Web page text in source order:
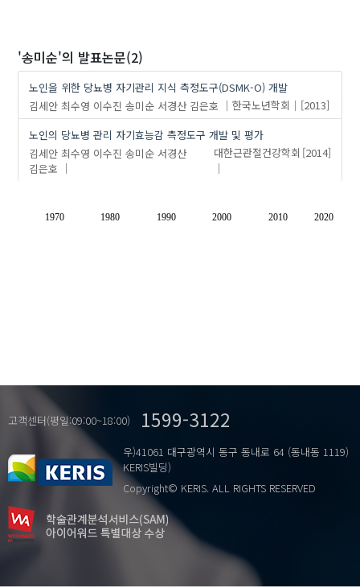
'송미순'의 발표논문(2)
노인을 위한 당뇨병 자기관리 지식 측정도구(DSMK-O) 개발
김세안 최수영 이수진 송미순 서경산 김은호 한국노년학회
[2013]
노인의 당뇨병 관리 자기효능감 측정도구 개발 및 평가
김세안 최수영 이수진 송미순 서경산
김은호
대한근관절건강학회 [2014]
1970 1980 1990 2000 2010 2020
고객센터(평일:09:00~18:00) 1599-3122
우)41061 대구광역시 동구 동내로 64 (동내동 1119)
KERIS빌딩)
Copyright© KERIS. ALL RIGHTS RESERVED